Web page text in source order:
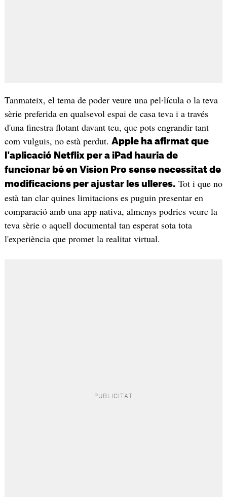
Tanmateix, el tema de poder veure una pel·lícula o la teva
sèrie preferida en qualsevol espai de casa teva i a través
d'una finestra flotant davant teu, que pots engrandir tant
com vulguis, no està perdut. Apple ha afirmat que
l'aplicació Netflix per a iPad hauria de
funcionar bé en Vision Pro sense necessitat de
modificacions per ajustar les ulleres. Tot i que no
està tan clar quines limitacions es puguin presentar en
comparació amb una app nativa, almenys podries veure la
teva sèrie o aquell documental tan esperat sota tota
l'experiència que promet la realitat virtual.